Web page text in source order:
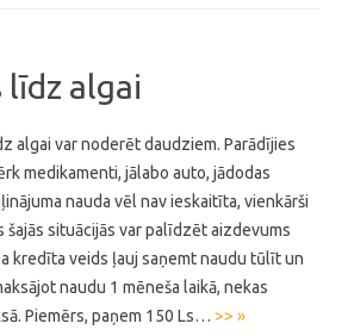
līdz algai
algai var noderēt daudziem. Parādījies
medikamenti, jālabo auto, jādodas
nauda vēl nav ieskaitīta, vienkārši
šajās situācijās var palīdzēt aizdevums
kredīta veids ļauj saņemt naudu tūlīt un
naudu 1 mēneša laikā, nekas
Piemērs, paņem 150 Ls… >> »